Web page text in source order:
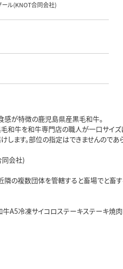
ール(KNOT合同会社)
感が特徴の鹿児島県産黒毛和牛。
牛を和牛専門店の職人が一口サイズに
ます。部位の指定はできませんのであ
同会社)
隣の複数団体を管轄すると畜場でと
A5冷凍サイコロステーキステーキ焼